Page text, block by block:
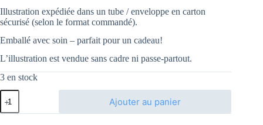
Illustration expédiée dans un tube / enveloppe en carton
sécurisé (selon le format commandé).
Emballé avec soin – parfait pour un cadeau!
L’illustration est vendue sans cadre ni passe-partout.
3 en stock
quantité
de
Crasseux
Ajouter au panier